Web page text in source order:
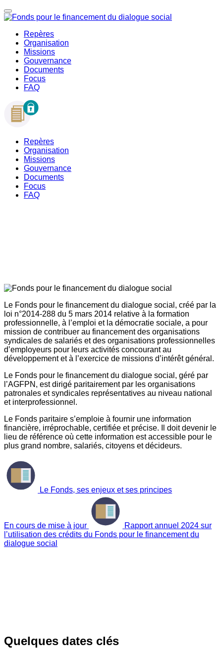
Repères
Organisation
Missions
Gouvernance
Documents
Focus
FAQ
Repères
Organisation
Missions
Gouvernance
Documents
Focus
FAQ
Le Fonds pour le financement du dialogue social, créé par la
loi n°2014-288 du 5 mars 2014 relative à la formation
professionnelle, à l’emploi et la démocratie sociale, a pour
mission de contribuer au financement des organisations
syndicales de salariés et des organisations professionnelles
d’employeurs pour leurs activités concourant au
développement et à l’exercice de missions d’intérêt général.
Le Fonds pour le financement du dialogue social, géré par
l’AGFPN, est dirigé paritairement par les organisations
patronales et syndicales représentatives au niveau national
et interprofessionnel.
Le Fonds paritaire s’emploie à fournir une information
financière, irréprochable, certifiée et précise. Il doit devenir le
lieu de référence où cette information est accessible pour le
plus grand nombre, salariés, citoyens et décideurs.
Le Fonds, ses enjeux et ses principes
En cours de mise à jour
Rapport annuel 2024 sur
l’utilisation des crédits du Fonds pour le financement du
dialogue social
Quelques dates clés